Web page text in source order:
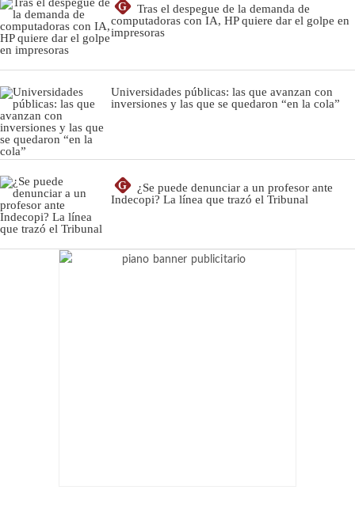
G
Tras el despegue de la demanda de
computadoras con IA, HP quiere dar el golpe en
impresoras
Universidades públicas: las que avanzan con
inversiones y las que se quedaron “en la cola”
G
¿Se puede denunciar a un profesor ante
Indecopi? La línea que trazó el Tribunal